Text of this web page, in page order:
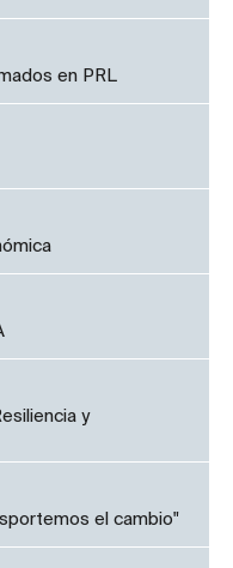
en PRL
y
el cambio"